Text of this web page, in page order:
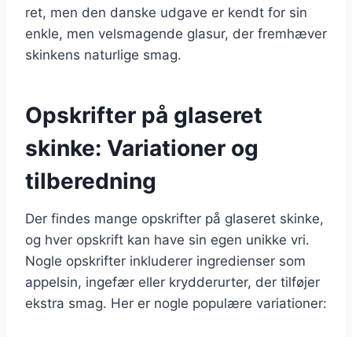
ret, men den danske udgave er kendt for sin
enkle, men velsmagende glasur, der fremhæver
skinkens naturlige smag.
Opskrifter på glaseret
skinke: Variationer og
tilberedning
Der findes mange opskrifter på glaseret skinke,
og hver opskrift kan have sin egen unikke vri.
Nogle opskrifter inkluderer ingredienser som
appelsin, ingefær eller krydderurter, der tilføjer
ekstra smag. Her er nogle populære variationer: